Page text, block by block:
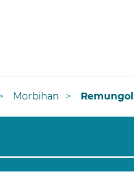
Morbihan Remungol